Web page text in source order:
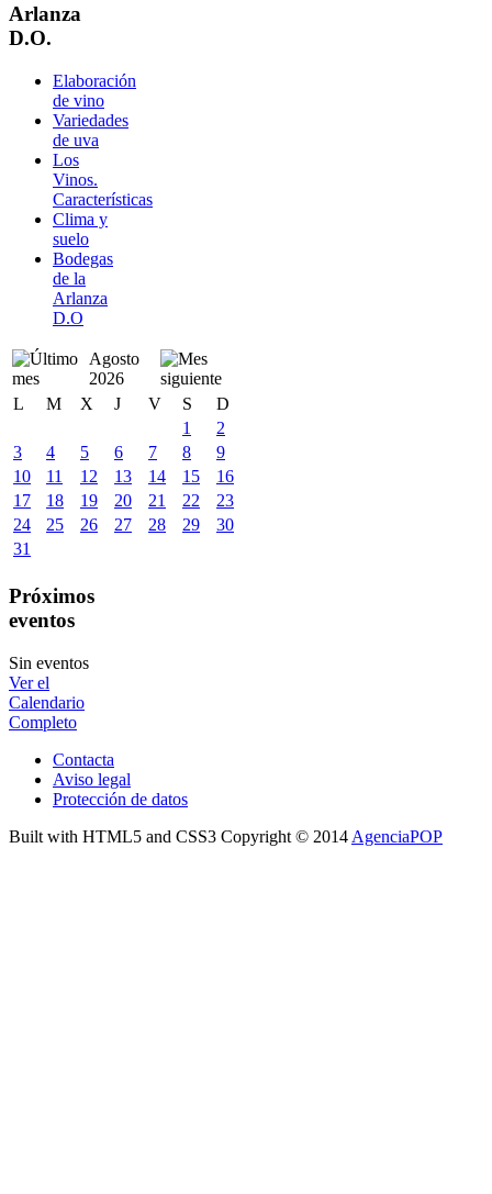
Arlanza
D.O.
Elaboración
de vino
Variedades
de uva
Los
Vinos.
Características
Clima y
suelo
Bodegas
de la
Arlanza
D.O
Agosto
2026
L
M X J V S
D
1
2
3
4 5 6 7 8
9
10
11 12 13 14 15
16
17
18 19 20 21 22
23
24
25 26 27 28 29
30
31
Próximos
eventos
Sin eventos
Ver el
Calendario
Completo
Contacta
Aviso legal
Protección de datos
Built with HTML5 and CSS3 Copyright © 2014 AgenciaPOP